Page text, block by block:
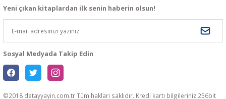
Yeni çıkan kitaplardan ilk senin haberin olsun!
Sosyal Medyada Takip Edin
©2018 detayyayin.com.tr Tüm hakları saklıdır. Kredi kartı bilgileriniz 256bit